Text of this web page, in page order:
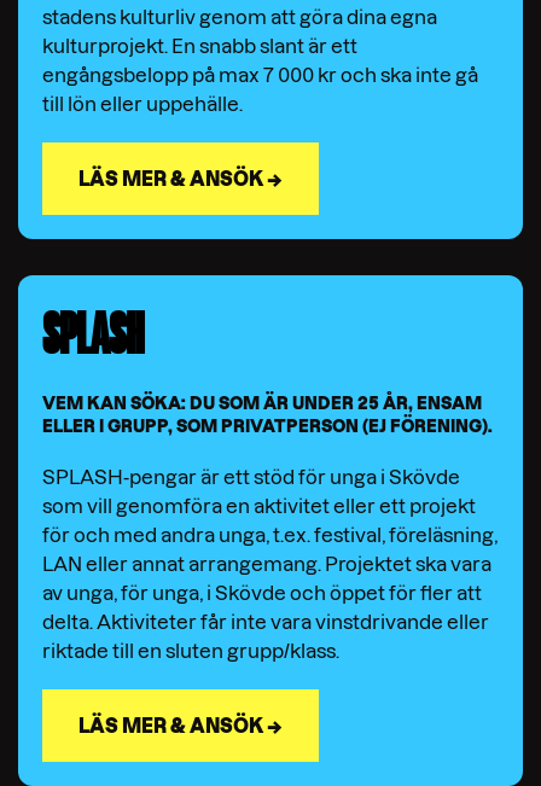
stadens kulturliv genom att göra dina egna
kulturprojekt. En snabb slant är ett
engångsbelopp på max 7 000 kr och ska inte gå
till lön eller uppehälle.
LÄS MER & ANSÖK →
SPLASH
VEM KAN SÖKA: DU SOM ÄR UNDER 25 ÅR, ENSAM
ELLER I GRUPP, SOM PRIVATPERSON (EJ FÖRENING).
SPLASH-pengar är ett stöd för unga i Skövde
som vill genomföra en aktivitet eller ett projekt
för och med andra unga, t.ex. festival, föreläsning,
LAN eller annat arrangemang. Projektet ska vara
av unga, för unga, i Skövde och öppet för fler att
delta. Aktiviteter får inte vara vinstdrivande eller
riktade till en sluten grupp/klass.
LÄS MER & ANSÖK →